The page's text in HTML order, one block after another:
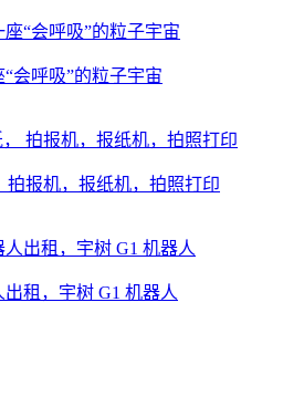
会呼吸”的粒子宇宙
拍报机，报纸机，拍照打印
租，宇树 G1 机器人